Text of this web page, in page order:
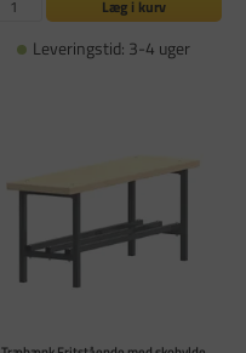
Læg i kurv
Leveringstid: 3-4 uger